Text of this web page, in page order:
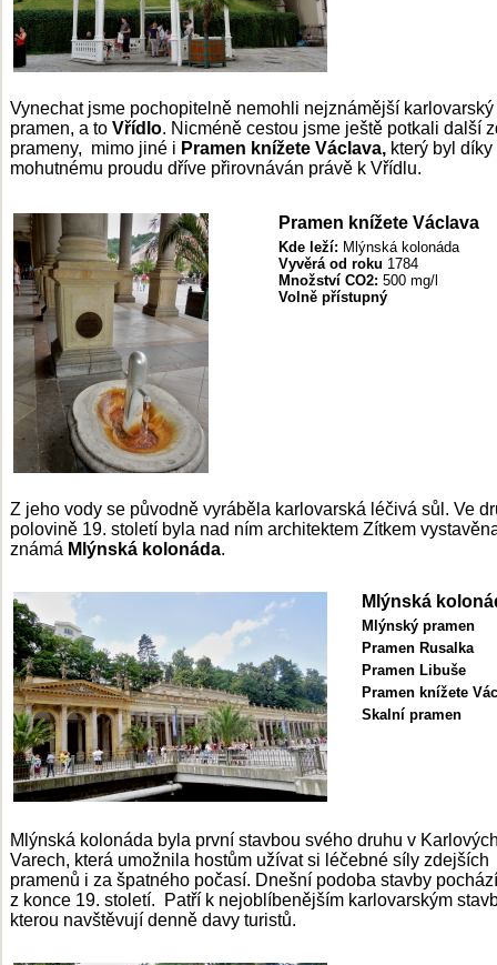
Vynechat jsme pochopitelně nemohli nejznámější karlovarský
pramen, a to Vřídlo. Nicméně cestou jsme ještě potkali další
prameny, mimo jiné i Pramen knížete Václava, který byl
mohutnému proudu dříve přirovnáván právě k Vřídlu.
Pramen knížete Václava
Kde leží: Mlýnská kolonáda
Vyvěrá od roku 1784
Množství CO2: 500 mg/l
Volně přístupný
Z jeho vody se původně vyráběla karlovarská léčivá sůl. Ve
polovině 19. století byla nad ním architektem Zítkem
známá Mlýnská kolonáda.
Mlýnská
Mlýnský pramen
Pramen Rusalka
Pramen Libuše
Pramen knížete
Skalní pramen
Mlýnská kolonáda byla první stavbou svého druhu v
Varech, která umožnila hostům užívat si léčebné síly zdejších
pramenů i za špatného počasí. Dnešní podoba stavby pochází
z konce 19. století. Patří k nejoblíbenějším karlovarským
kterou navštěvují denně davy turistů.